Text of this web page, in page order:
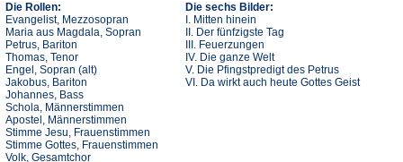
Die Rollen:
Evangelist, Mezzosopran
Maria aus Magdala, Sopran
Petrus, Bariton
Thomas, Tenor
Engel, Sopran (alt)
Jakobus, Bariton
Johannes, Bass
Schola, Männerstimmen
Apostel, Männerstimmen
Stimme Jesu, Frauenstimmen
Stimme Gottes, Frauenstimmen
Volk, Gesamtchor
Die sechs Bilder:
I. Mitten hinein
II. Der fünfzigste Tag
III. Feuerzungen
IV. Die ganze Welt
V. Die Pfingstpredigt des Petrus
VI. Da wirkt auch heute Gottes Geist